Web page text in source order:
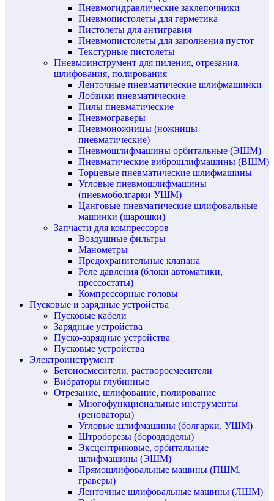
Пневмогидравлические заклепочники
Пневмопистолеты для герметика
Пистолеты для антигравия
Пневмопистолеты для заполнения пустот
Текстурные пистолеты
Пневмоинструмент для пиления, отрезания,
шлифования, полирования
Ленточные пневматические шлифмашинки
Лобзики пневматические
Пилы пневматические
Пневмограверы
Пневмоножницы (ножницы
пневматические)
Пневмошлифмашины орбитальные (ЭШМ)
Пневматические виброшлифмашины (ВШМ)
Торцевые пневматические шлифмашины
Угловые пневмошлифмашины
(пневмоболгарки УШМ)
Цанговые пневматические шлифовальные
машинки (шарошки)
Запчасти для компрессоров
Воздушные фильтры
Манометры
Предохранительные клапана
Реле давления (блоки автоматики,
прессостаты)
Компрессорные головы
Пусковые и зарядные устройства
Пусковые кабели
Зарядные устройства
Пуско-зарядные устройства
Пусковые устройства
Электроинструмент
Бетоносмесители, растворосмесители
Вибраторы глубинные
Отрезание, шлифование, полирование
Многофункциональные инструменты
(реноваторы)
Угловые шлифмашины (болгарки, УШМ)
Штроборезы (бороздоделы)
Эксцентриковые, орбитальные
шлифмашины (ЭШМ)
Прямошлифовальные машины (ПШМ,
граверы)
Ленточные шлифовальные машины (ЛШМ)